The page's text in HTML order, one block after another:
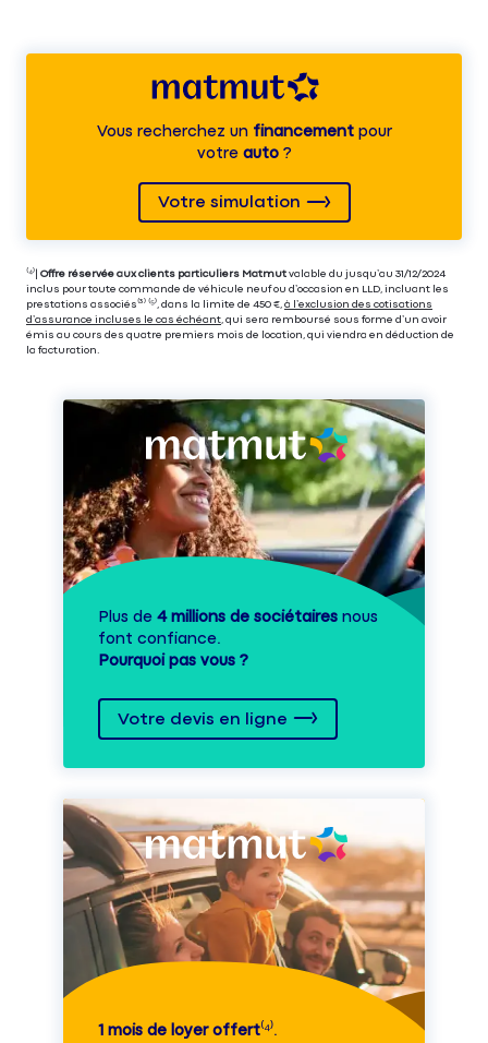
Vous recherchez unfinancementpour
votre auto?
Votre simulation
⁽⁴⁾| Offre réservée aux clients particuliers Matmut valable du jusqu’au 31/12/2024
inclus pour toute commande de véhicule neuf ou d’occasion en LLD, incluant les
prestations associés⁽³⁾ ⁽⁵⁾, dans la limite de 450 €, à l’exclusion des cotisations
d’assurance incluses le cas échéant, qui sera remboursé sous forme d’un avoir
émis au cours des quatre premiers mois de location, qui viendra en déduction de
la facturation.
Plus de 4 millions de sociétaires nous
font confiance.
Pourquoi pas vous ?
Votre devis en ligne
1 mois de loyer offert⁽⁴⁾.